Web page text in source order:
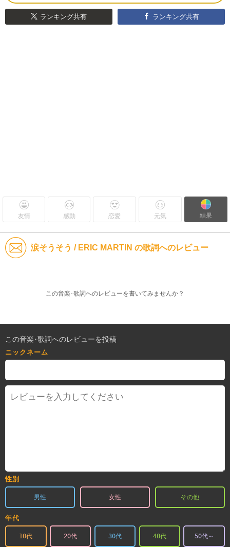
ランキング共有 ランキング共有
友情 感動 恋愛 元気 結果
涙そうそう / ERIC MARTIN の歌詞へのレビュー
この音楽･歌詞へのレビューを書いてみませんか？
この音楽･歌詞へのレビューを投稿
ニックネーム
性別
男性 女性 その他
年代
10代 20代 30代 40代 50代～